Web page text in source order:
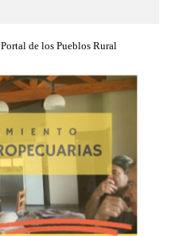
Portal de los Pueblos Rural